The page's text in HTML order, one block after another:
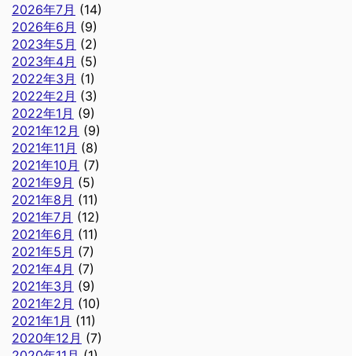
2026年7月 (14)
2026年6月 (9)
2023年5月 (2)
2023年4月 (5)
2022年3月 (1)
2022年2月 (3)
2022年1月 (9)
2021年12月 (9)
2021年11月 (8)
2021年10月 (7)
2021年9月 (5)
2021年8月 (11)
2021年7月 (12)
2021年6月 (11)
2021年5月 (7)
2021年4月 (7)
2021年3月 (9)
2021年2月 (10)
2021年1月 (11)
2020年12月 (7)